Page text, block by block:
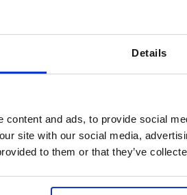
Details
content and ads, to provide social
site with our social media,
to them or that they’ve
B1
15